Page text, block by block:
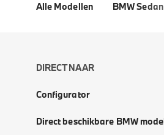
Alle Modellen BMW
DIRECT NAAR
Configurator
Direct beschikbare BMW